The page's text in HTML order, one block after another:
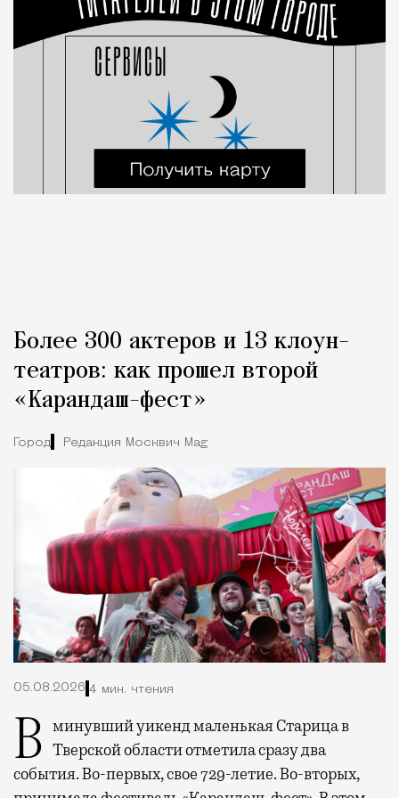
Более 300 актеров и 13 клоун-
театров: как прошел второй
«Карандаш-фест»
Город Редакция Москвич Mag
05.08.2026 4 мин. чтения
В минувший уикенд маленькая Старица в Тверской области отметила сразу два
события. Во-первых, свое 729-летие. Во-вторых,